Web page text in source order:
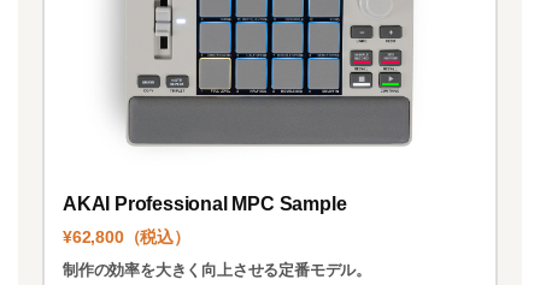
AKAI Professional MPC Sample
¥62,800（税込）
制作の効率を大きく向上させる定番モデル。